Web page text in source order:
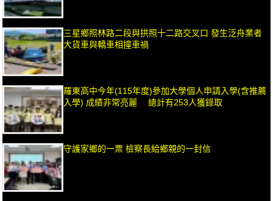
三星鄉照林路二段與拱照十二路交叉口 發生泛舟業者
大貨車與轎車相撞車禍
羅東高中今年(115年度)參加大學個人申請入學(含推薦
入學) 成績非常亮麗 總計有253人獲錄取
守護家鄉的一票 檢察長給鄉親的一封信